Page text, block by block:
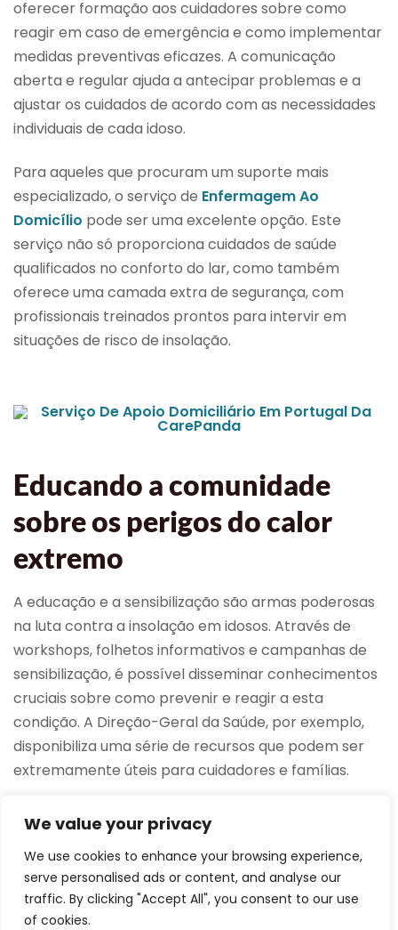
We value your privacy
We use cookies to enhance your browsing experience,
serve personalised ads or content, and analyse our
traffic. By clicking "Accept All", you consent to our use
of cookies.
oferecer formação aos cuidadores sobre como
reagir em caso de emergência e como implementar
medidas preventivas eficazes. A comunicação
aberta e regular ajuda a antecipar problemas e a
ajustar os cuidados de acordo com as necessidades
individuais de cada idoso.
Para aqueles que procuram um suporte mais
especializado, o serviço de Enfermagem Ao
Domicílio pode ser uma excelente opção. Este
serviço não só proporciona cuidados de saúde
qualificados no conforto do lar, como também
oferece uma camada extra de segurança, com
profissionais treinados prontos para intervir em
situações de risco de insolação.
Educando a comunidade
sobre os perigos do calor
extremo
A educação e a sensibilização são armas poderosas
na luta contra a insolação em idosos. Através de
workshops, folhetos informativos e campanhas de
sensibilização, é possível disseminar conhecimentos
cruciais sobre como prevenir e reagir a esta
condição. A Direção-Geral da Saúde, por exemplo,
disponibiliza uma série de recursos que podem ser
extremamente úteis para cuidadores e famílias.
Em suma, a prevenção da insolação é uma
responsabilidade partilhada entre cuidadores,
famílias e profissionais de saúde. Com as estratégias
corretas e um compromisso com a educação e a
prevenção, é possível proteger os idosos dos riscos